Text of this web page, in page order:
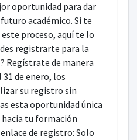
oportunidad para dar
académico. Si te
proceso, aquí te lo
registrarte para la
Regístrate de manera
de enero, los
su registro sin
esta oportunidad única
tu formación
de registro: Solo